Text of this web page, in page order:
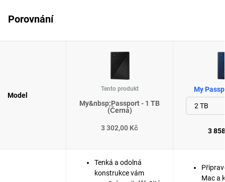
Porovnání
Model
Tento produkt
My&nbsp;Passport - 1 TB
(Černá)
3 302,00 Kč
My
3
Tenká a odolná
konstrukce vám
Mac a